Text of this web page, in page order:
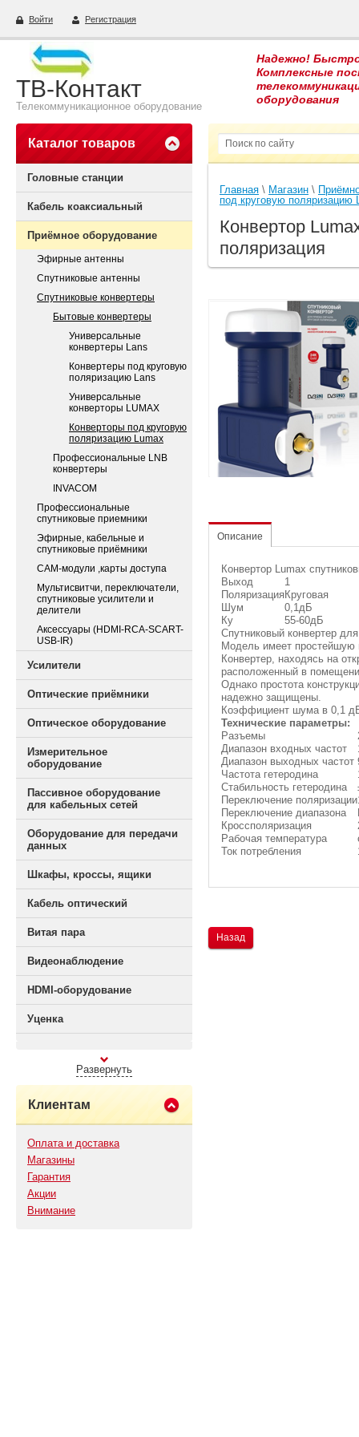
Войти Регистрация
ТВ-Контакт
Телекоммуникационное оборудование
Надежно!
Комплексные
оборудования
Каталог товаров
Головные станции
Кабель коаксиальный
Приёмное оборудование
Эфирные антенны
Спутниковые антенны
Спутниковые конвертеры
Бытовые конвертеры
Универсальные
конвертеры Lans
Конвертеры под круговую
поляризацию Lans
Универсальные
конверторы LUMAX
Конверторы под круговую
поляризацию Lumax
Профессиональные LNB
конвертеры
INVACOM
Профессиональные
спутниковые приемники
Эфирные, кабельные и
спутниковые приёмники
CAM-модули ,карты доступа
Мультисвитчи, переключатели,
спутниковые усилители и
делители
Аксессуары (HDMI-RCA-SCART-
USB-IR)
Усилители
Оптические приёмники
Оптическое оборудование
Измерительное
оборудование
Пассивное оборудование
для кабельных сетей
Оборудование для передачи
данных
Шкафы, кроссы, ящики
Кабель оптический
Витая пара
Видеонаблюдение
HDMI-оборудование
Уценка
Развернуть
Клиентам
Оплата и доставка
Магазины
Гарантия
Акции
Внимание
Главная \ Магазин \
под круговую поляризацию
Конвертор
поляризация
Описание
Конвертор Lumax
Выход
1
Поляризация Круговая
Шум
0,1дБ
Ку
55-60дБ
Спутниковый конвертер
Модель имеет простейшую
Конвертер, находясь на
расположенный в
Однако простота
надежно защищены.
Коэффициент шума в 0,1
Технические параметры:
Разъемы
Диапазон входных частот
Диапазон выходных частот
Частота гетеродина
Стабильность гетеродина
Переключение поляризации
Переключение диапазона
Кроссполяризация
Рабочая температура
Ток потребления
Назад